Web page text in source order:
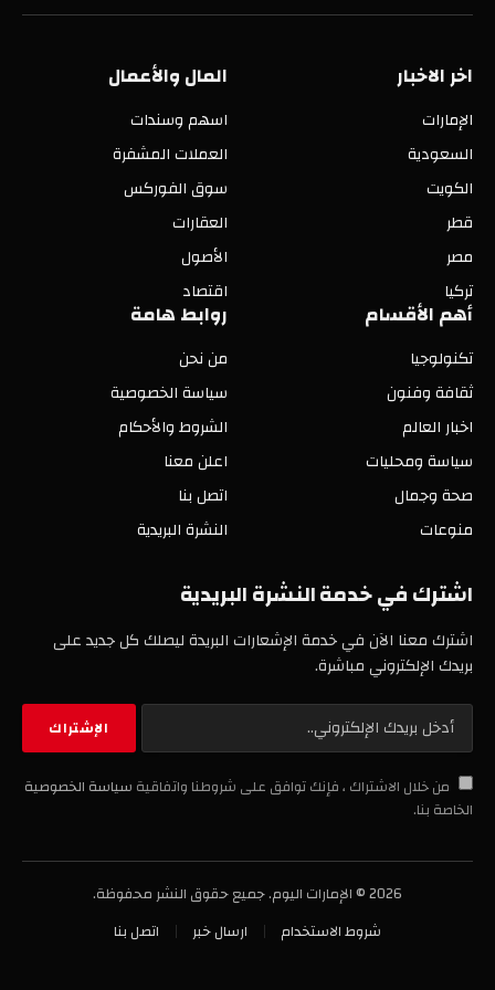
(Twitter)
اخر الاخبار
الإمارات
السعودية
الكويت
قطر
مصر
تركيا
المال والأعمال
اسهم وسندات
العملات المشفرة
سوق الفوركس
العقارات
الأصول
اقتصاد
أهم الأقسام
تكنولوجيا
ثقافة وفنون
اخبار العالم
سياسة ومحليات
صحة وجمال
منوعات
روابط هامة
من نحن
سياسة الخصوصية
الشروط والأحكام
اعلن معنا
اتصل بنا
النشرة البريدية
اشترك في خدمة النشرة البريدية
اشترك معنا الآن في خدمة الإشعارات البريدة ليصلك كل جديد على
بريدك الإلكتروني مباشرة.
من خلال الاشتراك ، فإنك توافق على شروطنا واتفاقية سياسة الخصوصية
الخاصة بنا.
2026 © الإمارات اليوم. جميع حقوق النشر محفوظة.
شروط الاستخدام
ارسال خبر اتصل بنا